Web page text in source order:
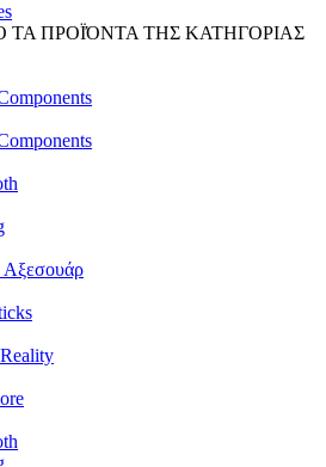
ΤΑ ΠΡΟΪΌΝΤΑ ΤΗΣ ΚΑΤΗΓΟΡΙΑΣ